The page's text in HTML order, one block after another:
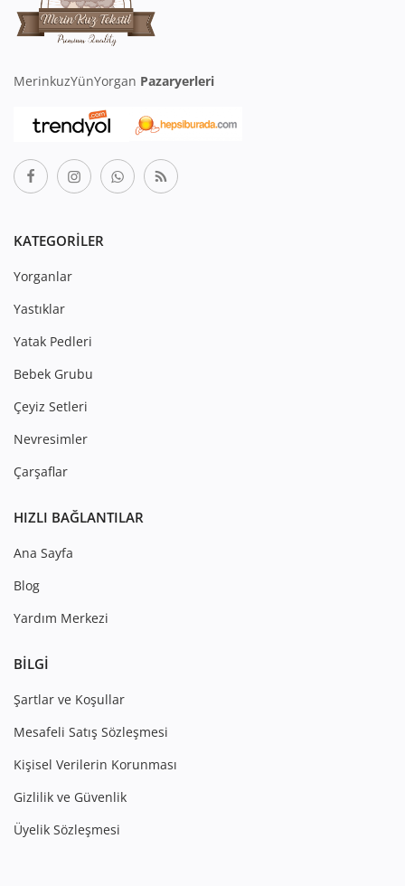
MerinkuzYünYorgan Pazaryerleri
KATEGORILER
Yorganlar
Yastıklar
Yatak Pedleri
Bebek Grubu
Çeyiz Setleri
Nevresimler
Çarşaflar
HIZLI BAĞLANTILAR
Ana Sayfa
Blog
Yardım Merkezi
BILGI
Şartlar ve Koşullar
Mesafeli Satış Sözleşmesi
Kişisel Verilerin Korunması
Gizlilik ve Güvenlik
Üyelik Sözleşmesi